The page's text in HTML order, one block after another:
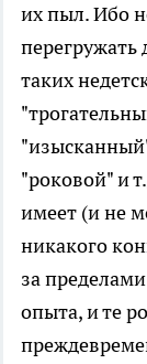
их пыл. Ибо
таких
"роковой" и
имеет (и не
никакого
за
опыта, и те